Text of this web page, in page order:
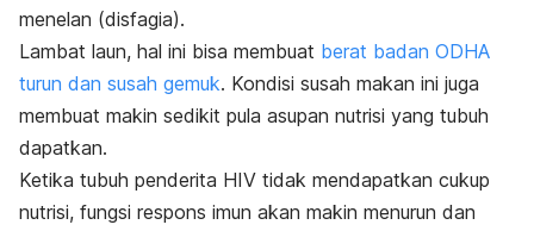
menelan (disfagia).
Lambat laun, hal ini bisa membuat berat badan ODHA
turun dan susah gemuk. Kondisi susah makan ini juga
membuat makin sedikit pula asupan nutrisi yang tubuh
dapatkan.
Ketika tubuh penderita HIV tidak mendapatkan cukup
nutrisi, fungsi respons imun akan makin menurun dan